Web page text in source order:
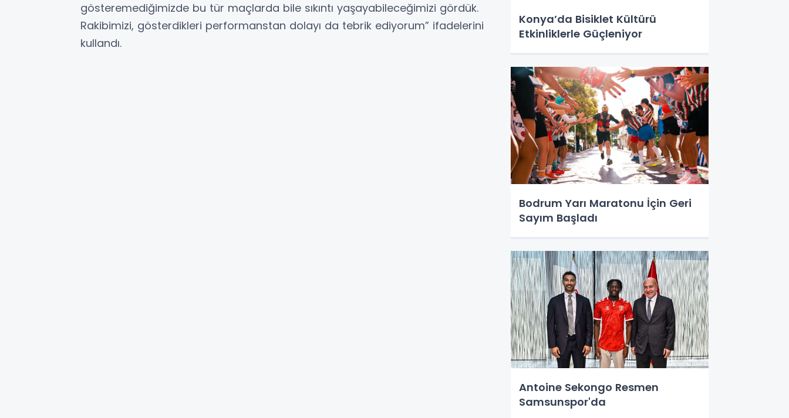
gösteremediğimizde bu tür maçlarda bile sıkıntı yaşayabileceğimizi gördük.
Rakibimizi, gösterdikleri performanstan dolayı da tebrik ediyorum” ifadelerini
kullandı.
Konya’da Bisiklet Kültürü
Etkinliklerle Güçleniyor
Bodrum Yarı Maratonu İçin Geri
Sayım Başladı
Antoine Sekongo Resmen
Samsunspor'da